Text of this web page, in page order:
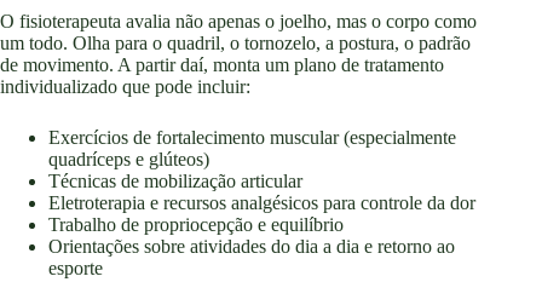
O fisioterapeuta avalia não apenas o joelho, mas o corpo como
um todo. Olha para o quadril, o tornozelo, a postura, o padrão
de movimento. A partir daí, monta um plano de tratamento
individualizado que pode incluir:
Exercícios de fortalecimento muscular (especialmente
quadríceps e glúteos)
Técnicas de mobilização articular
Eletroterapia e recursos analgésicos para controle da dor
Trabalho de propriocepção e equilíbrio
Orientações sobre atividades do dia a dia e retorno ao
esporte